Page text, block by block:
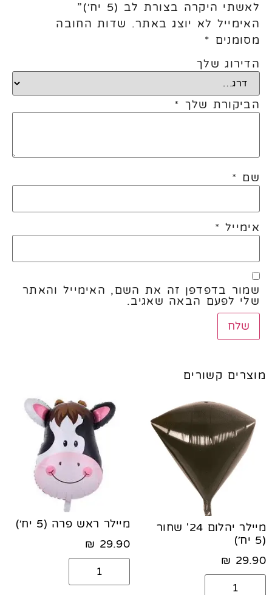
לאשתי היקרה בצורת לב (5 יח׳)”
האימייל לא יוצג באתר. שדות החובה
מסומנים *
הדירוג שלך
הביקורת שלך *
שם *
אימייל *
שמור בדפדפן זה את השם, האימייל והאתר
שלי לפעם הבאה שאגיב.
מוצרים קשורים
מיילר יהלום 24' שחור
(5 יח׳)
29.90
₪
מיילר ראש פרה (5 יח׳)
29.90
₪